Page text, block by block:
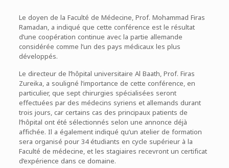
Le doyen de la Faculté de Médecine, Prof. Mohammad Firas
Ramadan, a indiqué que cette conférence est le résultat
d’une coopération continue avec la partie allemande
considérée comme l’un des pays médicaux les plus
développés.
Le directeur de l’hôpital universitaire Al Baath, Prof. Firas
Zureika, a souligné l’importance de cette conférence, en
particulier, que sept chirurgies spécialisées seront
effectuées par des médecins syriens et allemands durant
trois jours, car certains cas des principaux patients de
l’hôpital ont été sélectionnés selon une annonce déjà
affichée. Il a également indiqué qu’un atelier de formation
sera organisé pour 34 étudiants en cycle supérieur à la
Faculté de médecine, et les stagiaires recevront un certificat
d’expérience dans ce domaine.